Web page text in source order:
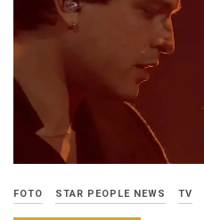
FOTO STAR PEOPLE NEWS TV